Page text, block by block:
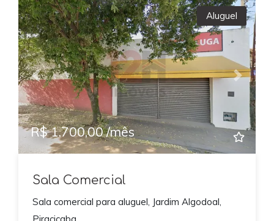
Previous Next
Aluguel
R$ 1.700,00 /mês
Sala Comercial
Sala comercial para aluguel, Jardim Algodoal,